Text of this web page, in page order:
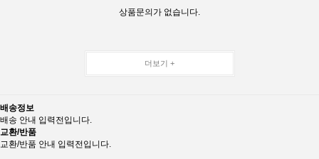
상품문의가 없습니다.
더보기 +
배송정보
배송 안내 입력전입니다.
교환/반품
교환/반품 안내 입력전입니다.